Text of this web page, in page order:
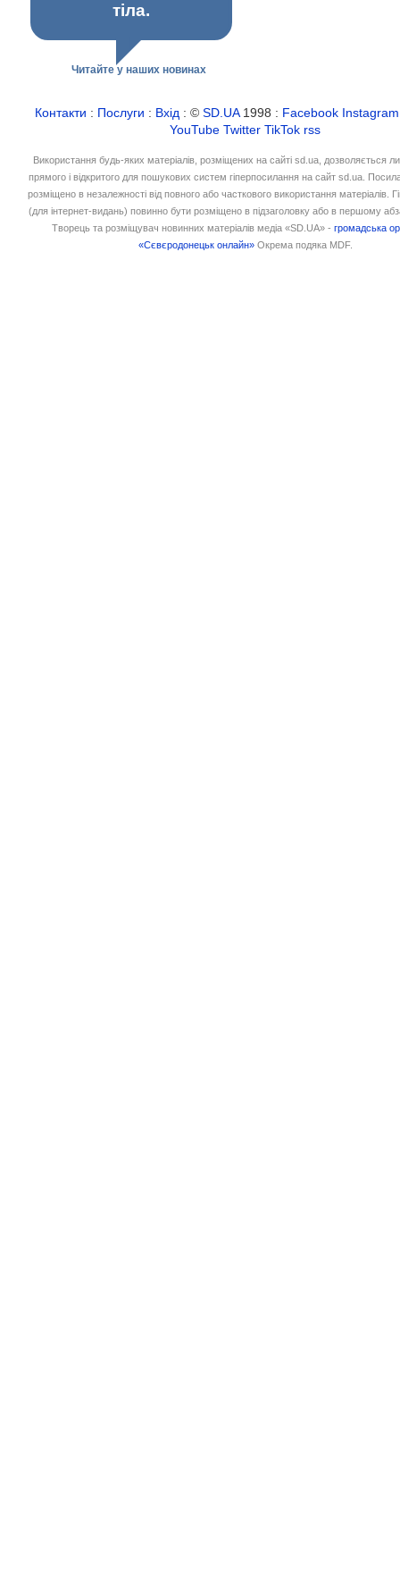
тіла.
Читайте у наших новинах
Контакти : Послуги : Вхід : ©SD.UA1998 : Facebook Instagram
YouTube Twitter TikTok rss
Використання будь-яких матеріалів, розміщених на сайті sd.ua, дозволяється
прямого і відкритого для пошукових систем гіперпосилання на сайт sd.ua.
розміщено в незалежності від повного або часткового використання матеріалів.
(для інтернет-видань) повинно бути розміщено в підзаголовку або в першому
Творець та розміщувач новинних матеріалів медіа «SD.UA» -громадська
«Сєвєродонецьк онлайн» Окрема подяка MDF.